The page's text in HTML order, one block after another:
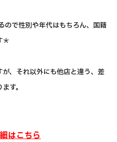
ので性別や年代はもちろん、国籍
＊
、それ以外にも他店と違う、差
す。
はこちら